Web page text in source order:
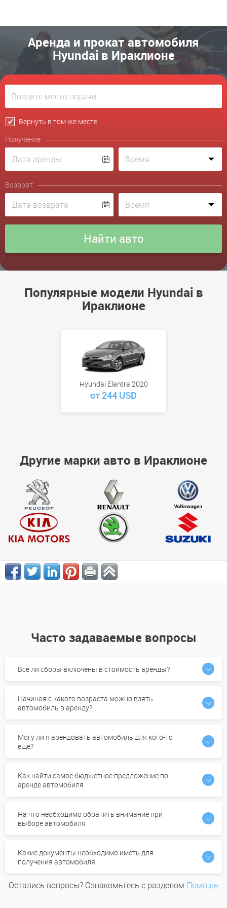
Аренда и прокат автомобиля
Hyundai в Ираклионе
Вернуть в том же месте
Получение
Возврат
Популярные модели Hyundai в
Ираклионе
Hyundai Elantra 2020
от 244 USD
Другие марки авто в Ираклионе
Часто задаваемые вопросы
Все ли сборы включены в стоимость аренды?
Начиная с какого возраста можно взять
автомобиль в аренду?
Могу ли я арендовать автомобиль для кого-то
еще?
Как найти самое бюджетное предложение по
аренде автомобиля
На что необходимо обратить внимание при
выборе автомобиля
Какие документы необходимо иметь для
получения автомобиля
Остались вопросы? Ознакомьтесь с разделом Помощь